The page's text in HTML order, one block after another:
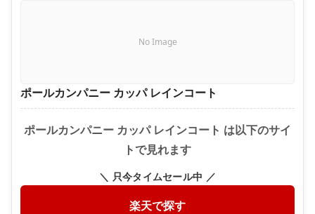
No Image
ポールカンパニー カッパ レインコート
ポールカンパニー カッパ レインコート は以下のサイ
トで見れます
＼ 只今タイムセール中 ／
楽天で探す